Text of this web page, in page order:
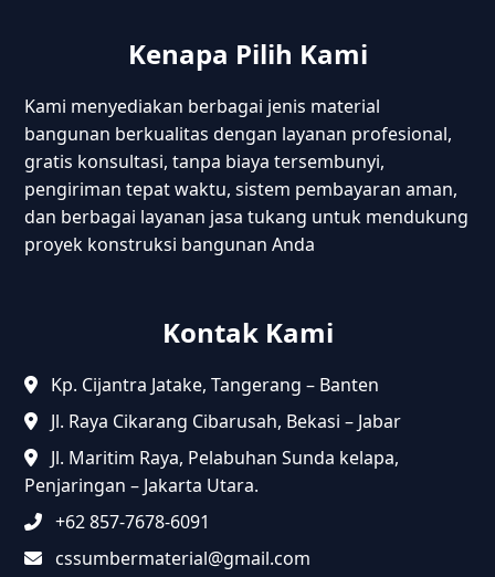
Kenapa Pilih Kami
Kami menyediakan berbagai jenis material
bangunan berkualitas dengan layanan profesional,
gratis konsultasi, tanpa biaya tersembunyi,
pengiriman tepat waktu, sistem pembayaran aman,
dan berbagai layanan jasa tukang untuk mendukung
proyek konstruksi bangunan Anda
Kontak Kami
Kp. Cijantra Jatake, Tangerang – Banten
Jl. Raya Cikarang Cibarusah, Bekasi – Jabar
Jl. Maritim Raya, Pelabuhan Sunda kelapa,
Penjaringan – Jakarta Utara.
+62 857-7678-6091
cssumbermaterial@gmail.com